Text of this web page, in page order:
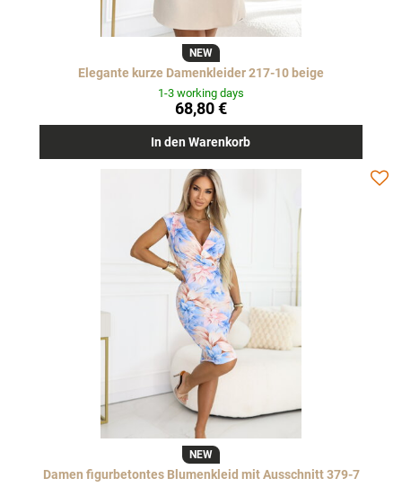
NEW
Elegante kurze Damenkleider 217-10 beige
1-3 working days
68,80 €
In den Warenkorb
NEW
Damen figurbetontes Blumenkleid mit Ausschnitt 379-7